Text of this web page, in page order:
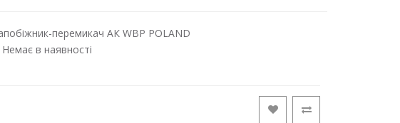
перемикач АК WBP POLAND
Немає в наявності